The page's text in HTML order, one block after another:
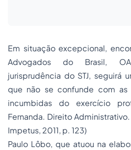
Em situação excepcional,
Advogados do Brasil,
jurisprudência do STJ, seguirá
que não se confunde com as
incumbidas do exercício
Fernanda. Direito
Impetus, 2011, p. 123)
Paulo Lôbo, que atuou na